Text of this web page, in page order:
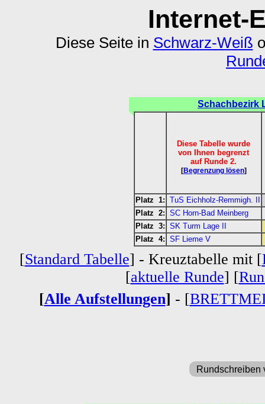
Internet-
Diese Seite in Schwarz-Weiß
Schachbezirk
Diese Tabelle wurde
von Ihnen begrenzt
auf Runde 2.
[Begrenzung lösen]
Platz 1: TuS Eichholz-Remmigh. II
Platz 2: SC Horn-Bad Meinberg
Platz 3: SK Turm Lage II
Platz 4: SF Lieme V
[Standard Tabelle] - Kreuztabelle mit [
[aktuelle Runde] [
[Alle Aufstellungen] - [
Rundschreiben